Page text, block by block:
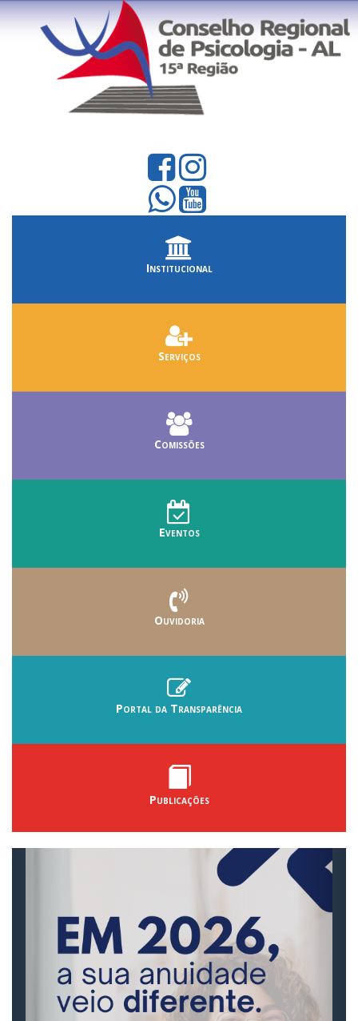
Institucional
Serviços
Comissões
Eventos
Ouvidoria
Portal da Transparência
Publicações